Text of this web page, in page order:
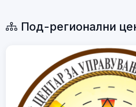
Под-регионални